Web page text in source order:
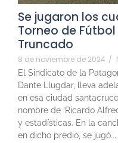
Se jugaron los
Torneo de
Truncado
8 de noviembre de 2024 /
El Sindicato de la
Dante Llugdar, lleva
en esa ciudad
nombre de ‘Ricardo
y estadísticas. En la
en dicho predio, se jugó...